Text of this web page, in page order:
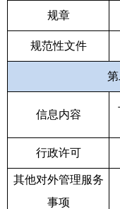
规章
规范性文件
信息内容
行政许可
其他对外管理服务
事项